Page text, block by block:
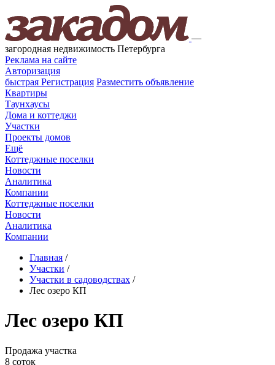
—
загородная недвижимость Петербурга
Реклама на сайте
Авторизация
быстрая Регистрация Разместить объявление
Квартиры
Таунхаусы
Дома и коттеджи
Участки
Проекты домов
Ещё
Коттеджные поселки
Новости
Аналитика
Компании
Коттеджные поселки
Новости
Аналитика
Компании
Главная /
Участки /
Участки в садоводствах /
Лес озеро КП
Лес озеро КП
Продажа участка
8 соток